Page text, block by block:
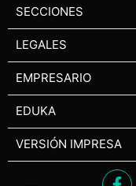
SECCIONES
LEGALES
EMPRESARIO
EDUKA
VERSIÓN IMPRESA